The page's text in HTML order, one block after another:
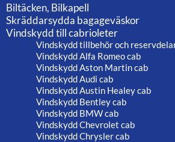
Biltäcken, Bilkapell
Skräddarsydda bagageväskor
Vindskydd till cabrioleter
Vindskydd tillbehör och
Vindskydd Alfa Romeo cab
Vindskydd Aston Martin cab
Vindskydd Audi cab
Vindskydd Austin Healey cab
Vindskydd Bentley cab
Vindskydd BMW cab
Vindskydd Chevrolet cab
Vindskydd Chrysler cab